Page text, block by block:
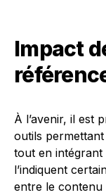
Impact
À l’avenir, il est
outils
tout en intégrant
l’indiquent
entre le